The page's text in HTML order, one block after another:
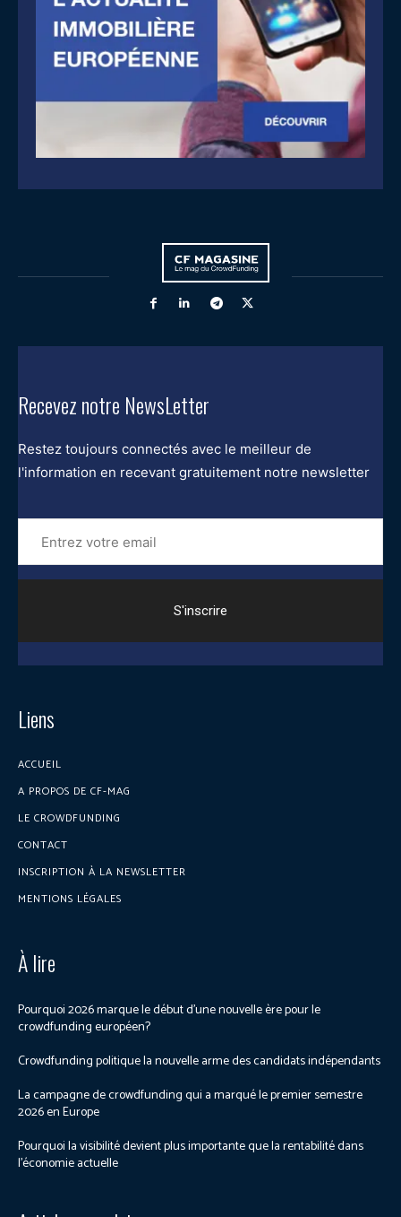
Recevez notre NewsLetter
Restez toujours connectés avec le meilleur de
l'information en recevant gratuitement notre newsletter
Entrez
votre
email
Liens
ACCUEIL
A PROPOS DE CF-MAG
LE CROWDFUNDING
CONTACT
INSCRIPTION À LA NEWSLETTER
MENTIONS LÉGALES
À lire
Pourquoi 2026 marque le début d’une nouvelle ère pour le
crowdfunding européen?
Crowdfunding politique la nouvelle arme des candidats indépendants
La campagne de crowdfunding qui a marqué le premier semestre
2026 en Europe
Pourquoi la visibilité devient plus importante que la rentabilité dans
l’économie actuelle